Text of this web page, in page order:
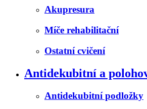
Akupresura
Míče rehabilitační
Ostatní cvičení
Antidekubitní a
Antidekubitní podložky